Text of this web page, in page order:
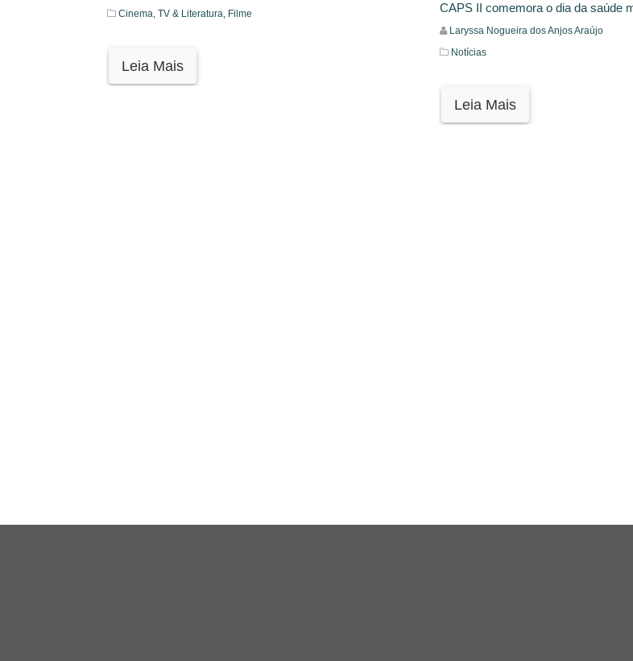
Cinema, TV & Literatura, Filme
Leia Mais
CAPS II comemora o dia da saúde
Laryssa Nogueira dos Anjos Araújo
Notícias
Leia Mais